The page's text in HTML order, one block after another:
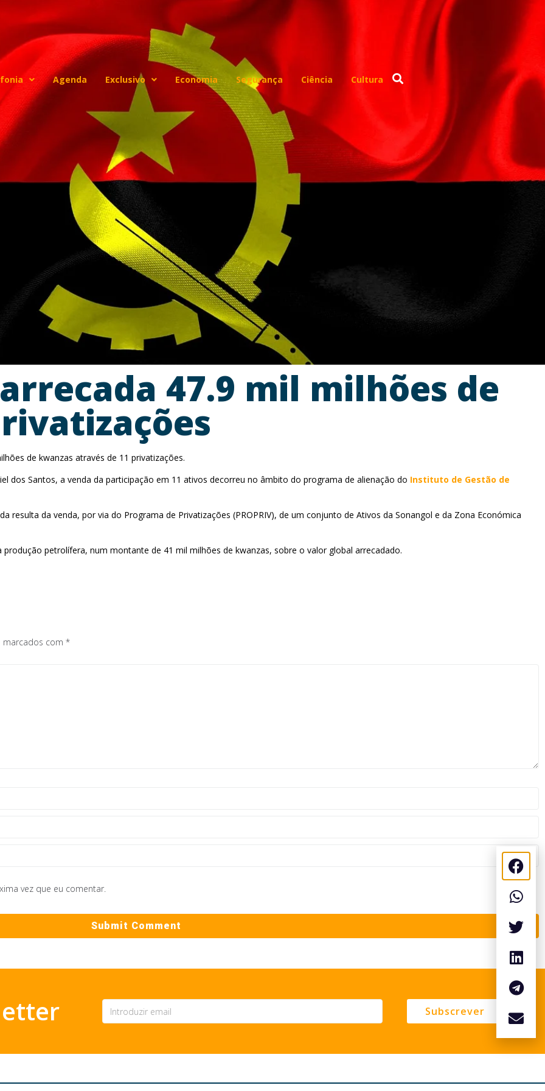
Agenda Exclusivo Economia Segurança Ciência Cultura
47.9 mil milhões de
de kwanzas através de 11 privatizações.
dos Santos, a venda da participação em 11 ativos decorreu no âmbito do programa de alienação do Instituto de Gestão de
resulta da venda, por via do Programa de Privatizações (PROPRIV), de um conjunto de Ativos da Sonangol e da Zona Económica
produção petrolífera, num montante de 41 mil milhões de kwanzas, sobre o valor global arrecadado.
com *
vez que eu comentar.
Subscrever